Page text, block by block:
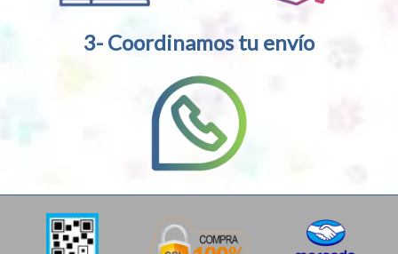
3- Coordinamos tu envío